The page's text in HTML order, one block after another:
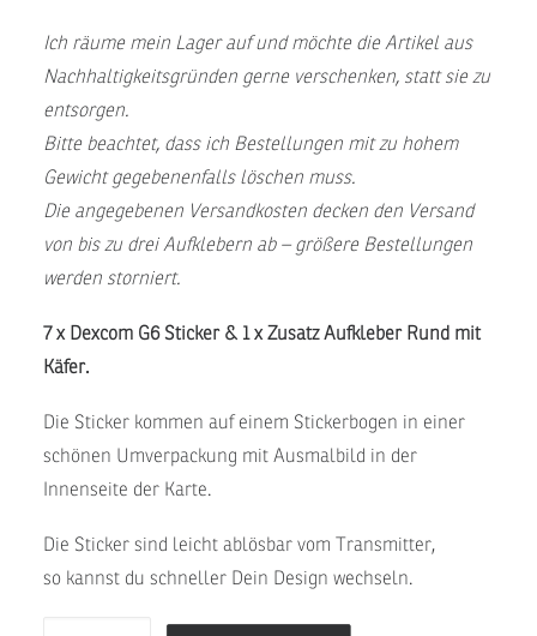
Ich räume mein Lager auf und möchte die Artikel aus
Nachhaltigkeitsgründen gerne verschenken, statt sie zu
entsorgen.
Bitte beachtet, dass ich Bestellungen mit zu hohem
Gewicht gegebenenfalls löschen muss.
Die angegebenen Versandkosten decken den Versand
von bis zu drei Aufklebern ab – größere Bestellungen
werden storniert.
7 x Dexcom G6 Sticker & 1 x Zusatz Aufkleber Rund mit
Käfer.
Die Sticker kommen auf einem Stickerbogen in einer
schönen Umverpackung mit Ausmalbild in der
Innenseite der Karte.
Die Sticker sind leicht ablösbar vom Transmitter,
so kannst du schneller Dein Design wechseln.